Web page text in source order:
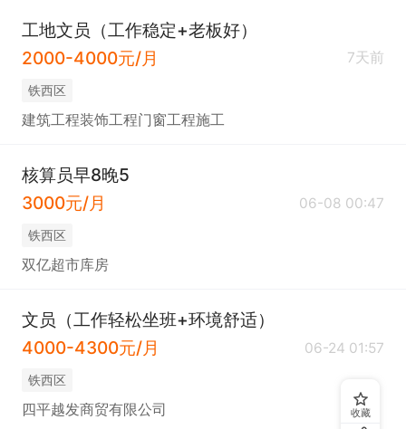
工地文员（工作稳定+老板好）
2000-4000元/月
7天前
铁西区
建筑工程装饰工程门窗工程施工
核算员早8晚5
3000元/月
06-08 00:47
铁西区
双亿超市库房
文员（工作轻松坐班+环境舒适）
4000-4300元/月
06-24 01:57
铁西区
四平越发商贸有限公司 收藏